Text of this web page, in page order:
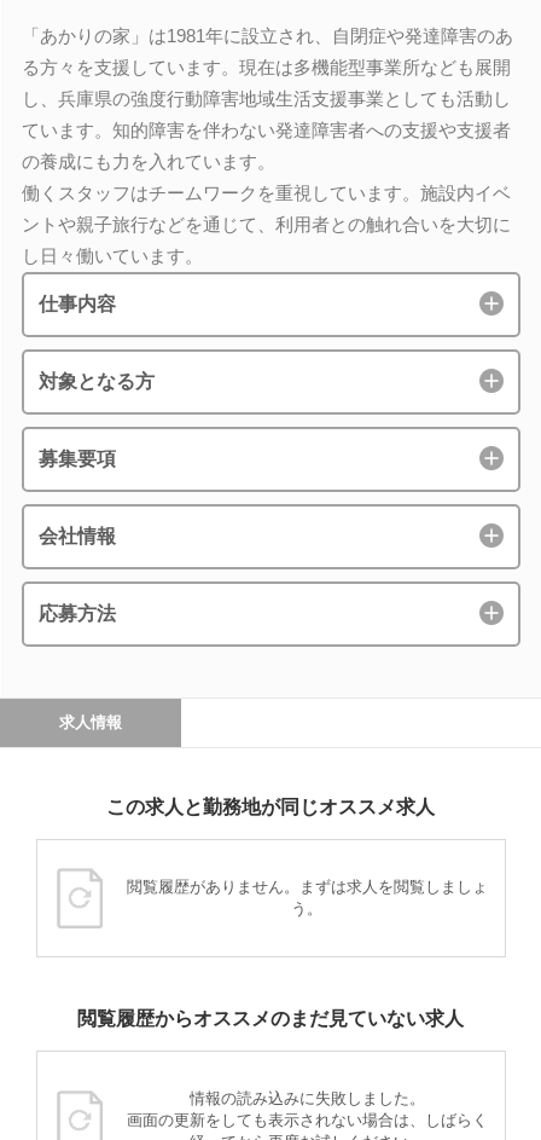
「あかりの家」は1981年に設立され、自閉症や発達障害のあ
る方々を支援しています。現在は多機能型事業所なども展開
し、兵庫県の強度行動障害地域生活支援事業としても活動し
ています。知的障害を伴わない発達障害者への支援や支援者
の養成にも力を入れています。
働くスタッフはチームワークを重視しています。施設内イベ
ントや親子旅行などを通じて、利用者との触れ合いを大切に
し日々働いています。
仕事内容
対象となる方
募集要項
会社情報
応募方法
求人情報
この求人と勤務地が同じオススメ求人
閲覧履歴がありません。まずは求人を閲覧しましょ
う。
閲覧履歴からオススメのまだ見ていない求人
情報の読み込みに失敗しました。
画面の更新をしても表示されない場合は、しばらく